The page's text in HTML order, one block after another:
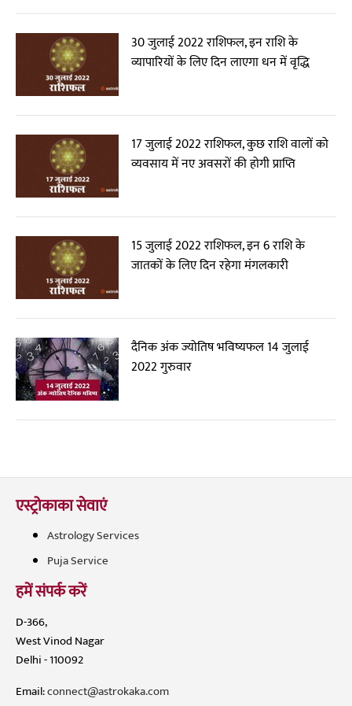
30 जुलाई 2022 राशिफल, इन राशि के
व्यापारियों के लिए दिन लाएगा धन में वृद्धि
17 जुलाई 2022 राशिफल, कुछ राशि वालों को
व्यवसाय में नए अवसरों की होगी प्राप्ति
15 जुलाई 2022 राशिफल, इन 6 राशि के
जातकों के लिए दिन रहेगा मंगलकारी
दैनिक अंक ज्योतिष भविष्यफल 14 जुलाई
2022 गुरुवार
एस्ट्रोकाका सेवाएं
Astrology Services
Puja Service
हमें संपर्क करें
D-366,
West Vinod Nagar
Delhi - 110092
Email:connect@astrokaka.com